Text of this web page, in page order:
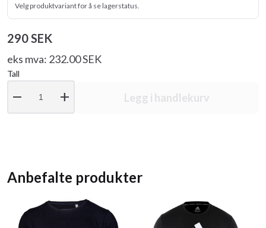
Velg produktvariant for å se lagerstatus.
290 SEK
eks mva: 232.00 SEK
Tall
remove add Legg i handlekurv
Anbefalte produkter